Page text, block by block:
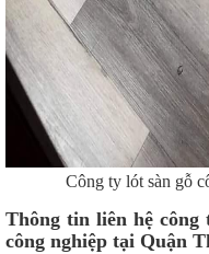
Công ty lót sàn gỗ
Thông tin liên hệ công
công nghiệp tại Quận